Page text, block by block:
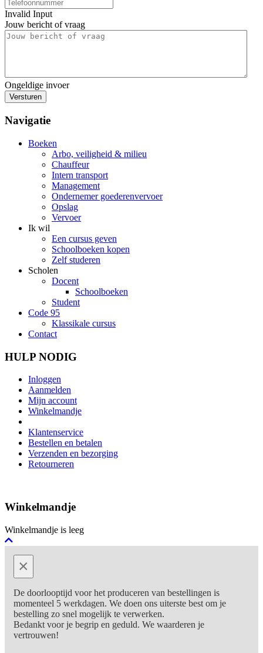
Invalid Input
Jouw bericht of vraag
Ongeldige invoer
Versturen
Navigatie
Boeken
Arbo, veiligheid & milieu
Chauffeur
Intern transport
Management
Ondernemer goederenvervoer
Opslag
Vervoer
Ik wil
Een cursus geven
Schoolboeken kopen
Zelf studeren
Scholen
Docent
Schoolboeken
Student
Code 95
Klassikale cursus
Contact
HULP NODIG
Inloggen
Aanmelden
Mijn account
Winkelmandje
Klantenservice
Bestellen en betalen
Verzenden en bezorging
Retourneren
Winkelmandje
Winkelmandje is leeg
×
De doorlooptijd voor het produceren van bestellingen is
momenteel 5 werkdagen. We doen ons uiterste best om je
bestelling zo snel mogelijk te verwerken.
Bedankt voor je begrip en geduld. We waarderen je
vertrouwen!